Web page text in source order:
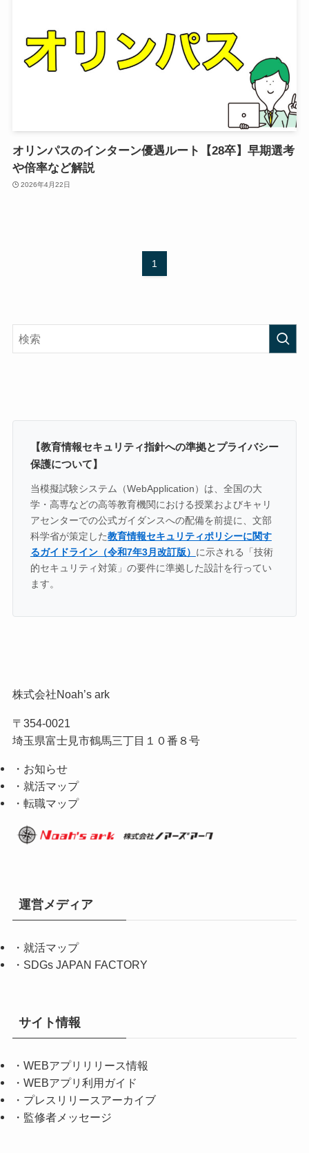
オリンパスのインターン優遇ルート【28卒】早期選考
や倍率など解説
2026年4月22日
1
【教育情報セキュリティ指針への準拠とプライバシー
保護について】
当模擬試験システム（WebApplication）は、全国の大
学・高専などの高等教育機関における授業およびキャリ
アセンターでの公式ガイダンスへの配備を前提に、文部
科学省が策定した教育情報セキュリティポリシーに関す
るガイドライン（令和7年3月改訂版） に示される「技術
的セキュリティ対策」の要件に準拠した設計を行ってい
ます。
株式会社Noah’s ark
〒354-0021
埼玉県富士見市鶴馬三丁目１０番８号
・お知らせ
・就活マップ
・転職マップ
運営メディア
・ 就活マップ
・ SDGs JAPAN FACTORY
サイト情報
・ WEBアプリリリース情報
・ WEBアプリ利用ガイド
・ プレスリリースアーカイブ
・ 監修者メッセージ